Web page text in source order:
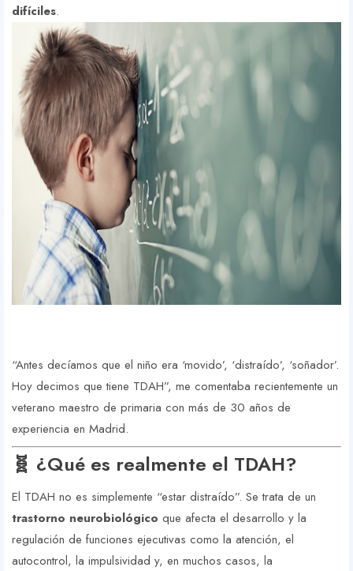
difíciles.
“Antes decíamos que el niño era ‘movido’, ‘distraído’, ‘soñador’.
Hoy decimos que tiene TDAH”, me comentaba recientemente un
veterano maestro de primaria con más de 30 años de
experiencia en Madrid.
🧬 ¿Qué es realmente el TDAH?
El TDAH no es simplemente “estar distraído”. Se trata de un
trastorno neurobiológico que afecta el desarrollo y la
regulación de funciones ejecutivas como la atención, el
autocontrol, la impulsividad y, en muchos casos, la